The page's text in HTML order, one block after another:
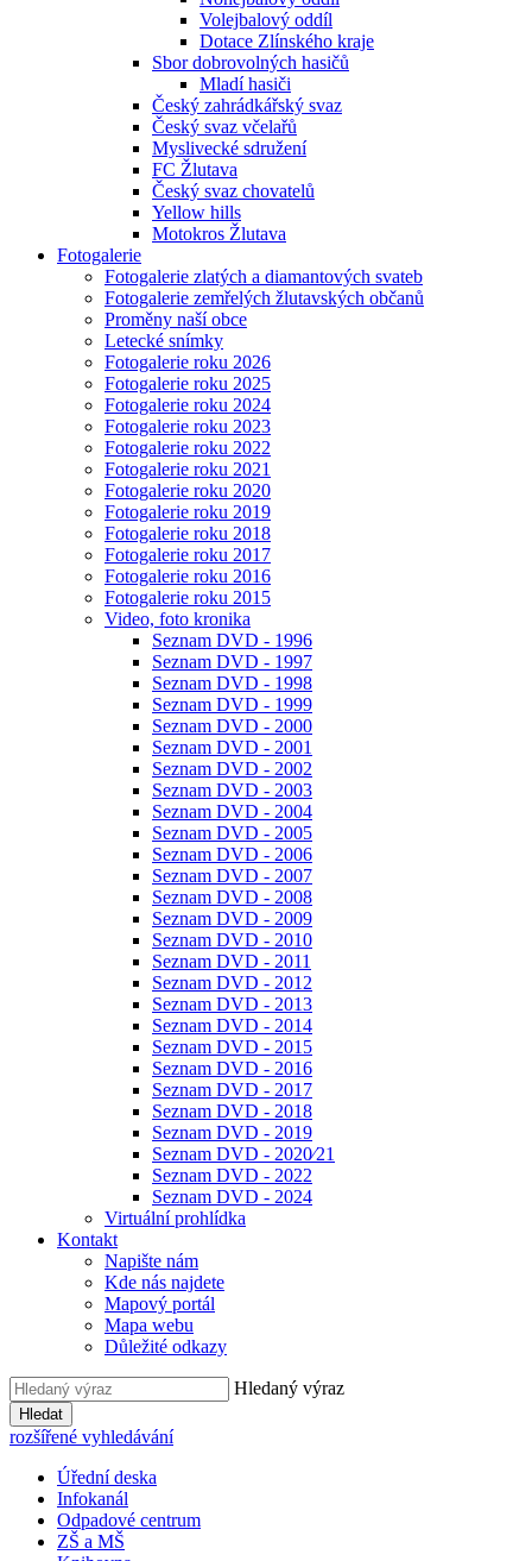
Volejbalový oddíl
Dotace Zlínského kraje
Sbor dobrovolných hasičů
Mladí hasiči
Český zahrádkářský svaz
Český svaz včelařů
Myslivecké sdružení
FC Žlutava
Český svaz chovatelů
Yellow hills
Motokros Žlutava
Fotogalerie
Fotogalerie zlatých a diamantových svateb
Fotogalerie zemřelých žlutavských občanů
Proměny naší obce
Letecké snímky
Fotogalerie roku 2026
Fotogalerie roku 2025
Fotogalerie roku 2024
Fotogalerie roku 2023
Fotogalerie roku 2022
Fotogalerie roku 2021
Fotogalerie roku 2020
Fotogalerie roku 2019
Fotogalerie roku 2018
Fotogalerie roku 2017
Fotogalerie roku 2016
Fotogalerie roku 2015
Video, foto kronika
Seznam DVD - 1996
Seznam DVD - 1997
Seznam DVD - 1998
Seznam DVD - 1999
Seznam DVD - 2000
Seznam DVD - 2001
Seznam DVD - 2002
Seznam DVD - 2003
Seznam DVD - 2004
Seznam DVD - 2005
Seznam DVD - 2006
Seznam DVD - 2007
Seznam DVD - 2008
Seznam DVD - 2009
Seznam DVD - 2010
Seznam DVD - 2011
Seznam DVD - 2012
Seznam DVD - 2013
Seznam DVD - 2014
Seznam DVD - 2015
Seznam DVD - 2016
Seznam DVD - 2017
Seznam DVD - 2018
Seznam DVD - 2019
Seznam DVD - 2020⁄21
Seznam DVD - 2022
Seznam DVD - 2024
Virtuální prohlídka
Kontakt
Napište nám
Kde nás najdete
Mapový portál
Mapa webu
Důležité odkazy
Hledaný výraz
Hledat
rozšířené vyhledávání
Úřední deska
Infokanál
Odpadové centrum
ZŠ a MŠ